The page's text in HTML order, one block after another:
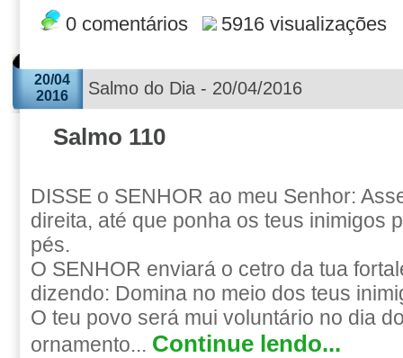
0 comentários 5916 visualizações
20/04
2016
Salmo do Dia - 20/04/2016
Salmo 110
DISSE o SENHOR ao meu Senhor:
direita, até que ponha os teus inimigos
pés.
O SENHOR enviará o cetro da tua
dizendo: Domina no meio dos teus
O teu povo será mui voluntário no dia
ornamento... Continue lendo...